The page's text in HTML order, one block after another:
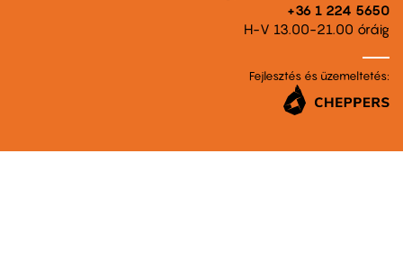
+36 1 224 5650
H-V 13.00-21.00 óráig
Fejlesztés és üzemeltetés: